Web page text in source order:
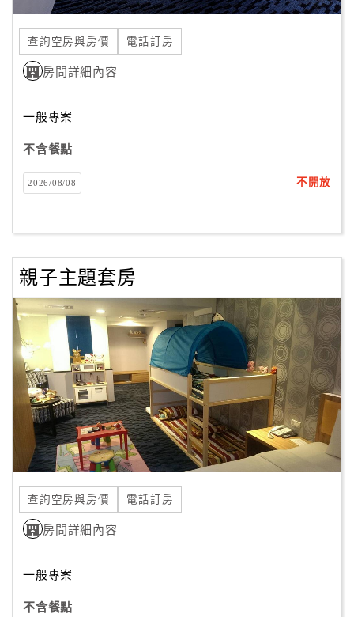
合
作
提
案
店
作
商
合
作
旅
伴
計
劃
商
品
宣
傳
查詢空房與房價 電話訂房
房間詳細內容
一般專案
不含餐點
2026/08/08 不開放
親子主題套房
查詢空房與房價 電話訂房
房間詳細內容
一般專案
不含餐點